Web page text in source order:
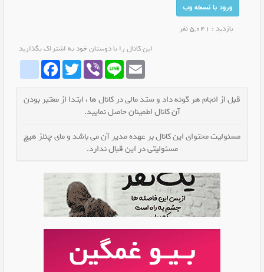
ورود با نسخه وب
بازدید : 5,041 نفر
این کانال را با دوستان خود به اشتراک بگذارید
whatrubikaFacebookTwitter Viber Line Email
قبل از انجام هر گونه داد و ستد مالی در کانال ها ، ابتدا از معتبر بودن
آن کانال اطمینان حاصل نمایید.
مسئولیت محتوای این کانال بر عهده مدیر آن می باشد و مای چنلز هیچ
مسئولیتی در این قبال ندارد.